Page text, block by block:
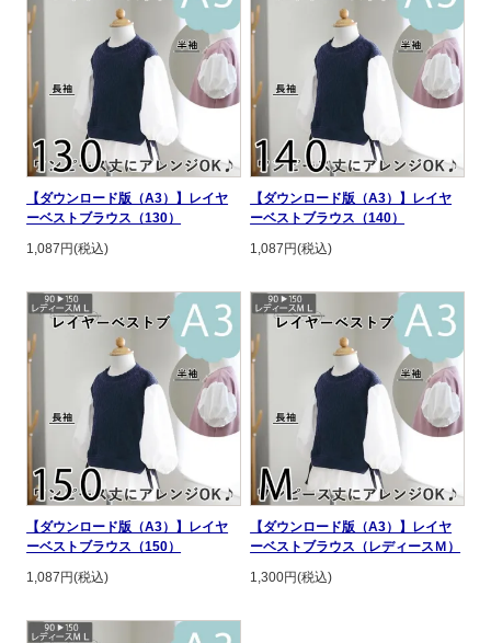
【ダウンロード版（A3）】レイヤ
ーベストブラウス（130）
1,087円(税込)
【ダウンロード版（A3）】レイヤ
ーベストブラウス（140）
1,087円(税込)
【ダウンロード版（A3）】レイヤ
ーベストブラウス（150）
1,087円(税込)
【ダウンロード版（A3）】レイヤ
ーベストブラウス（レディースＭ）
1,300円(税込)